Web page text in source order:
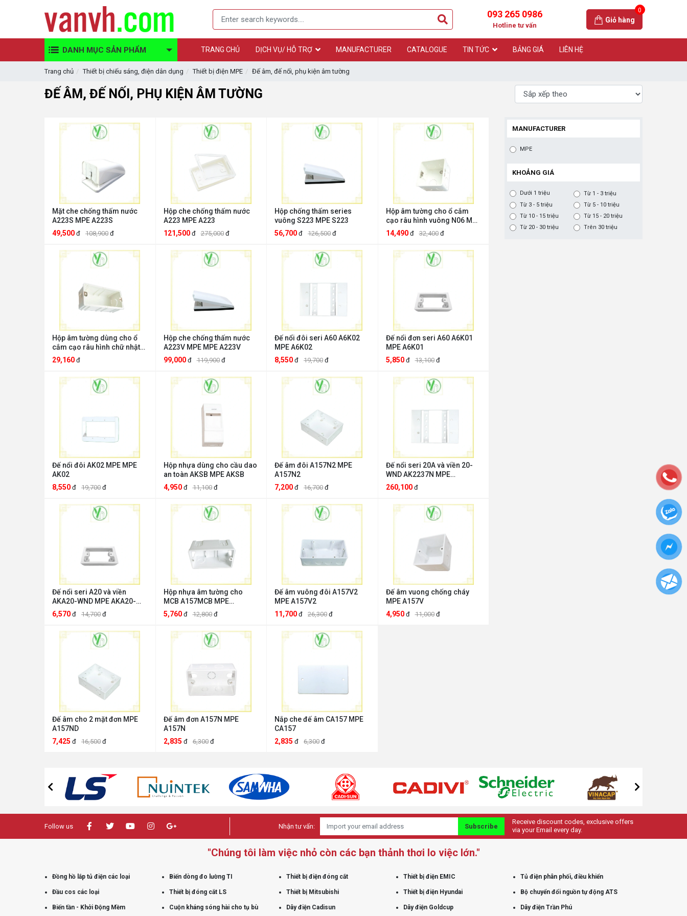
093 265 0986
Hotline tư vấn
0
Giỏ hàng
DANH MỤC SẢN PHẨM TRANG CHỦ DỊCH VỤ/ HỖ TRỢ MANUFACTURER CATALOGUE TIN TỨC BẢNG GIÁ LIÊN HỆ
Trang chủ Thiết bị chiếu sáng, điện dân dụng Thiết bị điện MPE Đế âm, đế nối, phụ kiện âm tường
ĐẾ ÂM, ĐẾ NỐI, PHỤ KIỆN ÂM TƯỜNG
Mặt che chống thấm nước
A223S MPE A223S
49,500 đ 108,900 đ
Hộp che chống thấm nước
A223 MPE A223
121,500 đ 275,000 đ
Hộp chống thấm series
vuông S223 MPE S223
56,700 đ 126,500 đ
Hộp âm tường cho ổ cắm
cạo râu hình vuông N06 MPE
N06
14,490 đ 32,400 đ
Hộp âm tường dùng cho ổ
cắm cạo râu hình chữ nhật
N04 MPE N04
29,160 đ
Hộp che chống thấm nước
A223V MPE MPE A223V
99,000 đ 119,900 đ
Đế nổi đôi seri A60 A6K02
MPE A6K02
8,550 đ 19,700 đ
Đế nổi đơn seri A60 A6K01
MPE A6K01
5,850 đ 13,100 đ
Đế nổi đôi AK02 MPE MPE
AK02
8,550 đ 19,700 đ
Hộp nhựa dùng cho cầu dao
an toàn AKSB MPE AKSB
4,950 đ 11,100 đ
Đế âm đôi A157N2 MPE
A157N2
7,200 đ 16,700 đ
Đế nổi seri 20A và viền 20-
WND AK2237N MPE
AK2237N
260,100 đ
Đế nổi seri A20 và viền
AKA20-WND MPE AKA20-
WND
6,570 đ 14,700 đ
Hộp nhựa âm tường cho
MCB A157MCB MPE
A157MCB
5,760 đ 12,800 đ
Đế âm vuông đôi A157V2
MPE A157V2
11,700 đ 26,300 đ
Đế âm vuong chống cháy
MPE A157V
4,950 đ 11,000 đ
Đế âm cho 2 mặt đơn MPE
A157ND
7,425 đ 16,500 đ
Đế âm đơn A157N MPE
A157N
2,835 đ 6,300 đ
Nắp che đế âm CA157 MPE
CA157
2,835 đ 6,300 đ
MANUFACTURER
MPE
KHOẢNG GIÁ
Dưới 1 triệu
Từ 1 - 3 triệu
Từ 3 - 5 triệu
Từ 5 - 10 triệu
Từ 10 - 15 triệu
Từ 15 - 20 triệu
Từ 20 - 30 triệu
Trên 30 triệu
Follow us Nhận tư vấn: Subscribe
Receive discount codes, exclusive offers
via your Email every day.
"Chúng tôi làm việc nhỏ còn các bạn thảnh thơi lo việc lớn."
Đồng hồ lắp tủ điện các loại Biến dòng đo lường TI Thiết bị điện đóng cắt Thiết bị điện EMIC Tủ điện phân phối, điều khiển
Đầu cos các loại Thiết bị đóng cắt LS Thiết bị Mitsubishi Thiết bị điện Hyundai Bộ chuyển đổi nguồn tự động ATS
Biến tần - Khởi Động Mềm Cuộn kháng sóng hài cho tụ bù Dây điện Cadisun Dây điện Goldcup
Dây điện Trần Phú